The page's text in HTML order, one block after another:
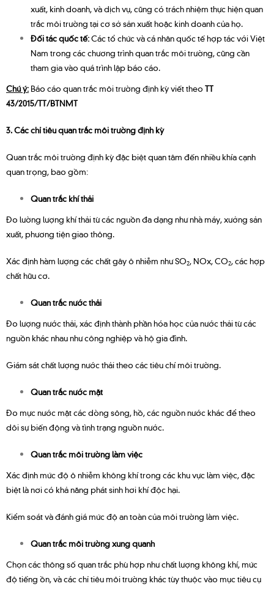
xuất, kinh doanh, và dịch vụ, cũng có trách nhiệm thực hiện quan
trắc môi trường tại cơ sở sản xuất hoặc kinh doanh của họ.
Đối tác quốc tế:Các tổ chức và cá nhân quốc tế hợp tác với Việt
Nam trong các chương trình quan trắc môi trường, cũng cần
tham gia vào quá trình lập báo cáo.
Chú ý: Báo cáo quan trắc môi trường định kỳ viết theo TT
43/2015/TT/BTNMT
3. Các chỉ tiêu quan trắc môi trường định kỳ
Quan trắc môi trường định kỳ đặc biệt quan tâm đến nhiều khía cạnh
quan trọng, bao gồm:
Quan trắc khí thải
Đo lường lượng khí thải từ các nguồn đa dạng như nhà máy, xưởng sản
xuất, phương tiện giao thông.
Xác định hàm lượng các chất gây ô nhiễm như SO2, NOx, CO2, các hợp
chất hữu cơ.
Quan trắc nước thải
Đo lượng nước thải, xác định thành phần hóa học của nước thải từ các
nguồn khác nhau như công nghiệp và hộ gia đình.
Giám sát chất lượng nước thải theo các tiêu chí môi trường.
Quan trắc nước mặt
Đo mực nước mặt các dòng sông, hồ, các nguồn nước khác để theo
dõi sự biến động và tình trạng nguồn nước.
Quan trắc môi trường làm việc
Xác định mức độ ô nhiễm không khí trong các khu vực làm việc, đặc
biệt là nơi có khả năng phát sinh hơi khí độc hại.
Kiểm soát và đánh giá mức độ an toàn của môi trường làm việc.
Quan trắc môi trường xung quanh
Chọn các thông số quan trắc phù hợp như chất lượng không khí, mức
độ tiếng ồn, và các chỉ tiêu môi trường khác tùy thuộc vào mục tiêu cụ